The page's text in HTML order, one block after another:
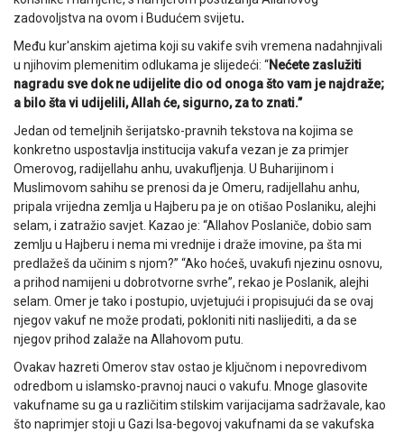
zadovoljstva na ovom i Budućem svijetu.
Među kur'anskim ajetima koji su vakife svih vremena nadahnjivali
u njihovim plemenitim odlukama je slijedeći: “Nećete zaslužiti
nagradu sve dok ne udijelite dio od onoga što vam je najdraže;
a bilo šta vi udijelili, Allah će, sigurno, za to znati.”
Jedan od temeljnih šerijatsko-pravnih tekstova na kojima se
konkretno uspostavlja institucija vakufa vezan je za primjer
Omerovog, radijellahu anhu, uvakufljenja. U Buharijinom i
Muslimovom sahihu se prenosi da je Omeru, radijellahu anhu,
pripala vrijedna zemlja u Hajberu pa je on otišao Poslaniku, alejhi
selam, i zatražio savjet. Kazao je: “Allahov Poslaniče, dobio sam
zemlju u Hajberu i nema mi vrednije i draže imovine, pa šta mi
predlažeš da učinim s njom?” “Ako hoćeš, uvakufi njezinu osnovu,
a prihod namijeni u dobrotvorne svrhe”, rekao je Poslanik, alejhi
selam. Omer je tako i postupio, uvjetujući i propisujući da se ovaj
njegov vakuf ne može prodati, pokloniti niti naslijediti, a da se
njegov prihod zalaže na Allahovom putu.
Ovakav hazreti Omerov stav ostao je ključnom i nepovredivom
odredbom u islamsko-pravnoj nauci o vakufu. Mnoge glasovite
vakufname su ga u različitim stilskim varijacijama sadržavale, kao
što naprimjer stoji u Gazi Isa-begovoj vakufnami da se vakufska